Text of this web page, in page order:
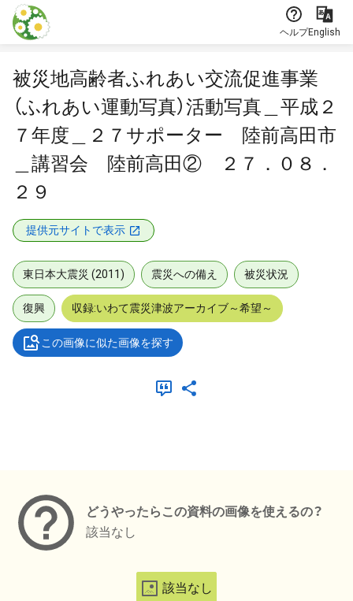
本文に飛ぶ
ヘルプEnglish
被災地高齢者ふれあい交流促進事業
（ふれあい運動写真）活動写真＿平成２
７年度＿２７サポーター 陸前高田市
＿講習会 陸前高田② ２７．０８．
２９
提供元サイトで表示
東日本大震災 (2011) 震災への備え 被災状況
復興 収録:いわて震災津波アーカイブ～希望～
この画像に似た画像を探す
どうやったらこの資料の画像を使えるの？
該当なし
該当なし